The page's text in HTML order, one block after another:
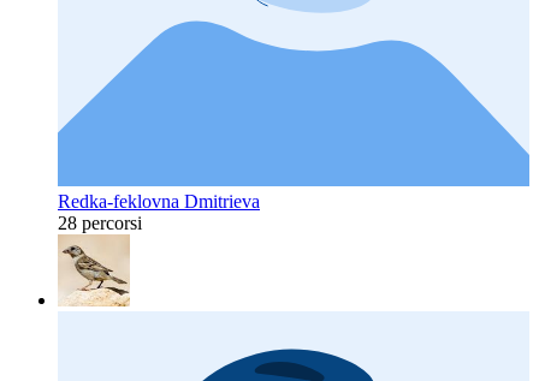
Redka-feklovna Dmitrieva
28 percorsi